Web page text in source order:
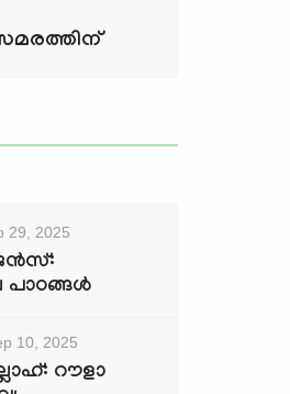
29, 2025
പാഠങ്ങൾ
10, 2025
റൗളാ